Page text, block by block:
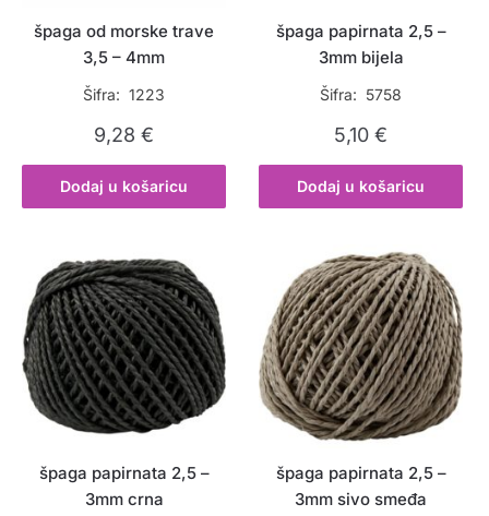
špaga od morske trave
3,5 – 4mm
Šifra: 1223
9,28€
Dodaj u košaricu
špaga papirnata 2,5 –
3mm bijela
Šifra: 5758
5,10€
Dodaj u košaricu
špaga papirnata 2,5 –
3mm crna
špaga papirnata 2,5 –
3mm sivo smeđa